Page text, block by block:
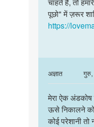
पूछो" में ज़रूर
https://
अज्ञात
गुरु,
In
reply
to
चिंता
मत
मेरा
ऐक
अंडकोष
मेरा ऐक अंडकोष
ऊसे निकालने
कोई परेशानी तो